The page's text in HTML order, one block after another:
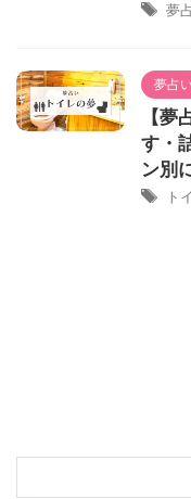
夢
夢占
【
す・
ン別
ト